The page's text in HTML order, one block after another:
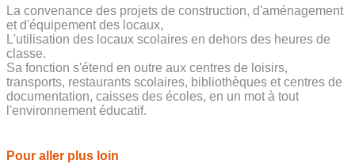
La convenance des projets de construction, d'aménagement
et d'équipement des locaux,
L'utilisation des locaux scolaires en dehors des heures de
classe.
Sa fonction s'étend en outre aux centres de loisirs,
transports, restaurants scolaires, bibliothèques et centres de
documentation, caisses des écoles, en un mot à tout
l'environnement éducatif.
Pour aller plus loin